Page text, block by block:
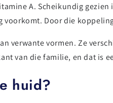
A. Scheikundig
voorkomt. Door die
verwante vormen. Ze
van die familie, en dat is
huid?